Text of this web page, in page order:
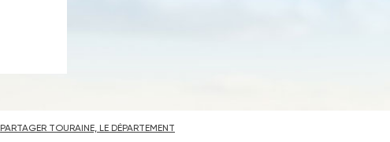
PARTAGER TOURAINE, LE DÉPARTEMENT